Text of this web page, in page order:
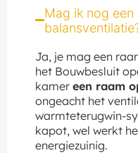
Mag ik nog
Ja, je mag een
het Bouwbesluit
kamer een raam
ongeacht het
warmteterugwin-
kapot, wel werkt
energiezuinig.